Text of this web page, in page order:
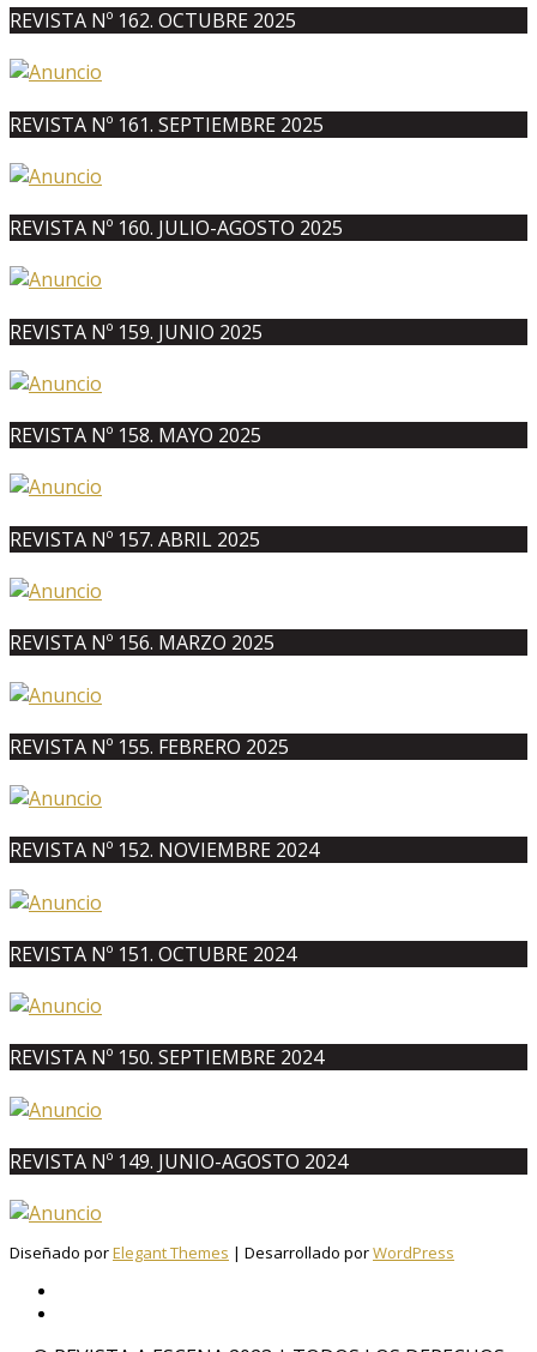
REVISTA Nº 162. OCTUBRE 2025
REVISTA Nº 161. SEPTIEMBRE 2025
REVISTA Nº 160. JULIO-AGOSTO 2025
REVISTA Nº 159. JUNIO 2025
REVISTA Nº 158. MAYO 2025
REVISTA Nº 157. ABRIL 2025
REVISTA Nº 156. MARZO 2025
REVISTA Nº 155. FEBRERO 2025
REVISTA Nº 152. NOVIEMBRE 2024
REVISTA Nº 151. OCTUBRE 2024
REVISTA Nº 150. SEPTIEMBRE 2024
REVISTA Nº 149. JUNIO-AGOSTO 2024
Diseñado porElegant Themes | Desarrollado porWordPress